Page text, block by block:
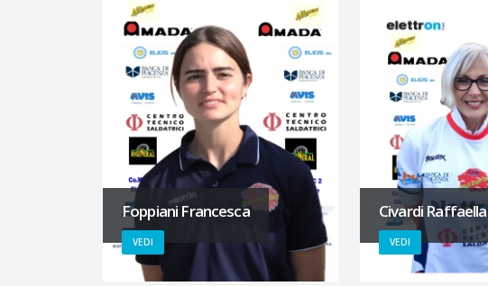
Foppiani Francesca
VEDI
Civardi Raffaella
VEDI